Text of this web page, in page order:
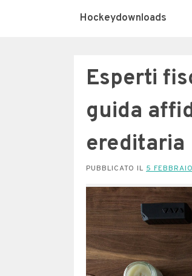
Hockeydownloads
Esperti
guida
ereditaria
PUBBLICATO IL 5